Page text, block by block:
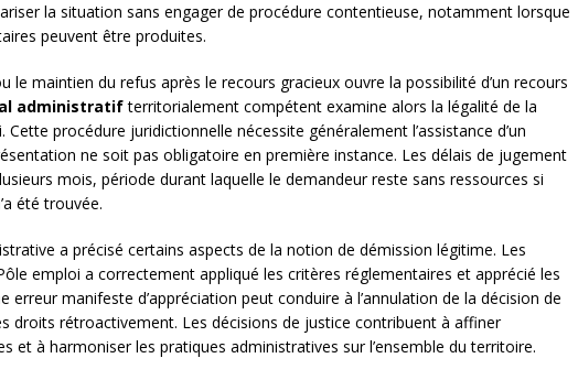
la situation sans engager de procédure contentieuse, notamment lorsque
peuvent être produites.
le maintien du refus après le recours gracieux ouvre la possibilité d’un recours
administratifterritorialement compétent examine alors la légalité de la
procédure juridictionnelle nécessite généralement l’assistance d’un
ne soit pas obligatoire en première instance. Les délais de jugement
mois, période durant laquelle le demandeur reste sans ressources si
été trouvée.
a précisé certains aspects de la notion de démission légitime. Les
emploi a correctement appliqué les critères réglementaires et apprécié les
erreur manifeste d’appréciation peut conduire à l’annulation de la décision de
droits rétroactivement. Les décisions de justice contribuent à affiner
et à harmoniser les pratiques administratives sur l’ensemble du territoire.